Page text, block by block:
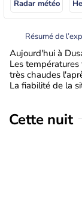
Radar météo
Résumé de
Aujourd'hui à
Les
très chaudes
La fiabilité de la
Cette nuit